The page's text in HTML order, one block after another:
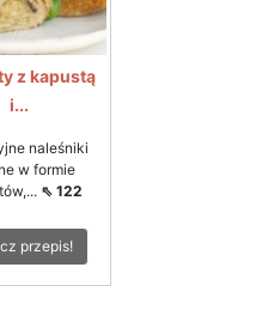
z kapustą
i...
naleśniki
w formie
⇖ 122
przepis!